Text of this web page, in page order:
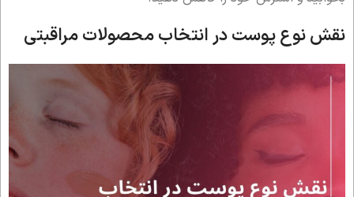
نقش نوع پوست در انتخاب محصولات مراقبتی